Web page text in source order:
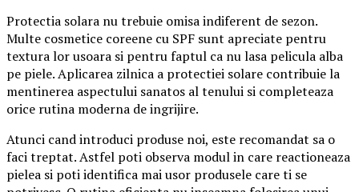
Protectia solara nu trebuie omisa indiferent de sezon.
Multe cosmetice coreene cu SPF sunt apreciate pentru
textura lor usoara si pentru faptul ca nu lasa pelicula alba
pe piele. Aplicarea zilnica a protectiei solare contribuie la
mentinerea aspectului sanatos al tenului si completeaza
orice rutina moderna de ingrijire.
Atunci cand introduci produse noi, este recomandat sa o
faci treptat. Astfel poti observa modul in care reactioneaza
pielea si poti identifica mai usor produsele care ti se